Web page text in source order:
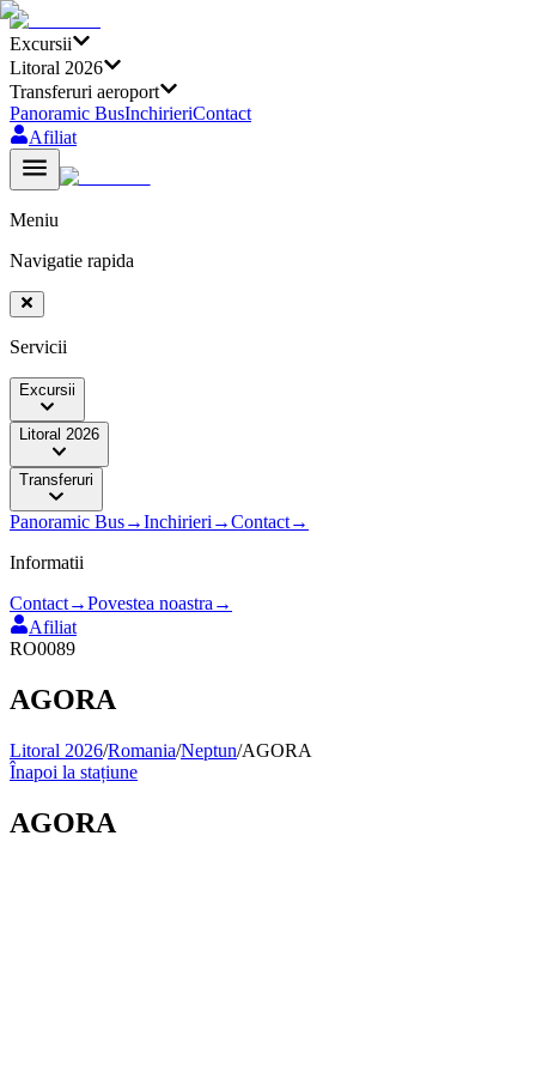
Excursii
Litoral 2026
Transferuri aeroport
Panoramic BusInchirieriContact
Afiliat
Meniu
Navigatie rapida
Servicii
Excursii
Litoral 2026
Transferuri
Panoramic Bus→Inchirieri →Contact→
Informatii
Contact→Povestea noastra →
Afiliat
RO0089
AGORA
Litoral 2026/Romania/Neptun/AGORA
Înapoi la stațiune
AGORA